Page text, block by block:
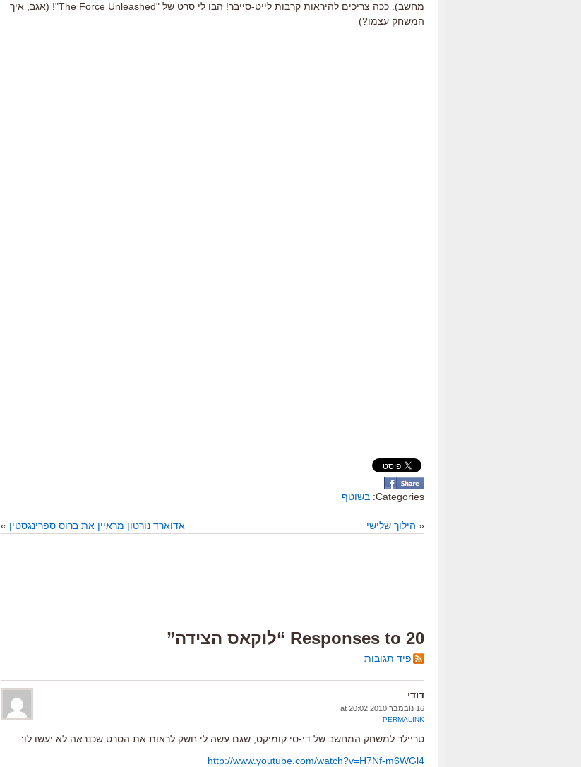
מחשב). ככה צריכים להיראות קרבות לייט-סייבר! הבו לי סרט של "The Force Unleashed"! (אגב, איך
המשחק עצמו?)
Categories: בשוטף
« הילוך שלישי אדוארד נורטון מראיין את ברוס ספרינגסטין »
20 Responses to “לוקאס הצידה”
פיד תגובות
דודי
16 נובמבר 2010 at 20:02
PERMALINK
טריילר למשחק המחשב של די-סי קומיקס, שגם עשה לי חשק לראות את הסרט שכנראה לא יעשו לו:
http://www.youtube.com/watch?v=H7Nf-m6WGl4